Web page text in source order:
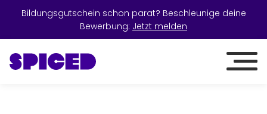
Bildungsgutschein schon parat? Beschleunige deine
Bewerbung: Jetzt melden